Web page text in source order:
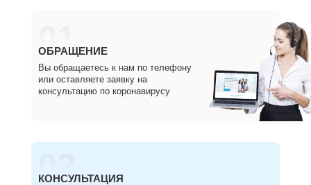
01
ОБРАЩЕНИЕ
Вы обращаетесь к нам по телефону
или оставляете заявку на
консультацию по коронавирусу
02
КОНСУЛЬТАЦИЯ